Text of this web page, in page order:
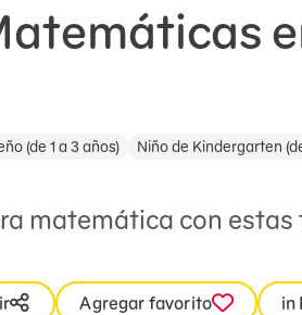
(de 1 a 3 años)
Niño de Kindergarten
matemática con estas
Agregar favorito in